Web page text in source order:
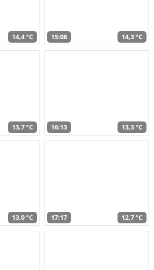
14,4 °C 15:08 14,3 °C
13,7 °C 16:13 13,3 °C
13,0 °C 17:17 12,7 °C